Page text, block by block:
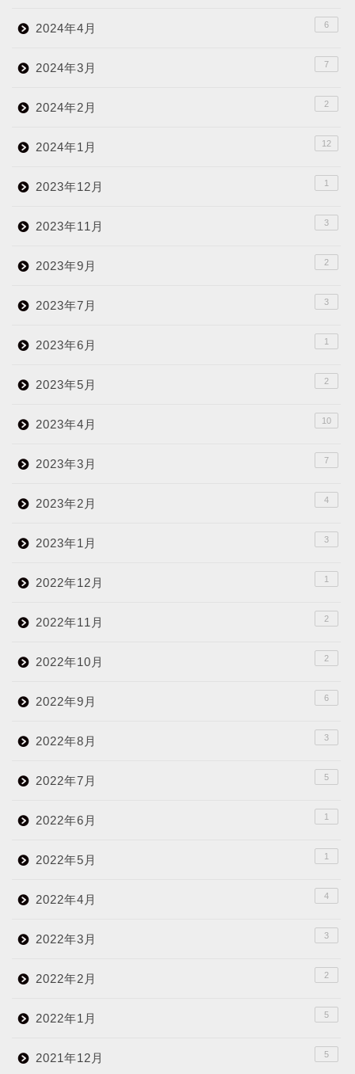
2024年4月 6
2024年3月 7
2024年2月 2
2024年1月 12
2023年12月 1
2023年11月 3
2023年9月 2
2023年7月 3
2023年6月 1
2023年5月 2
2023年4月 10
2023年3月 7
2023年2月 4
2023年1月 3
2022年12月 1
2022年11月 2
2022年10月 2
2022年9月 6
2022年8月 3
2022年7月 5
2022年6月 1
2022年5月 1
2022年4月 4
2022年3月 3
2022年2月 2
2022年1月 5
2021年12月 5